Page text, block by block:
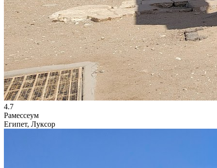
4.7
Рамессеум
Египет, Луксор